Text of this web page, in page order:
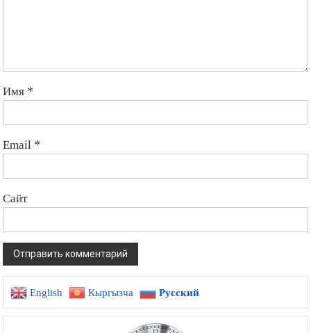
Имя *
Email *
Сайт
English Кыргызча Русский